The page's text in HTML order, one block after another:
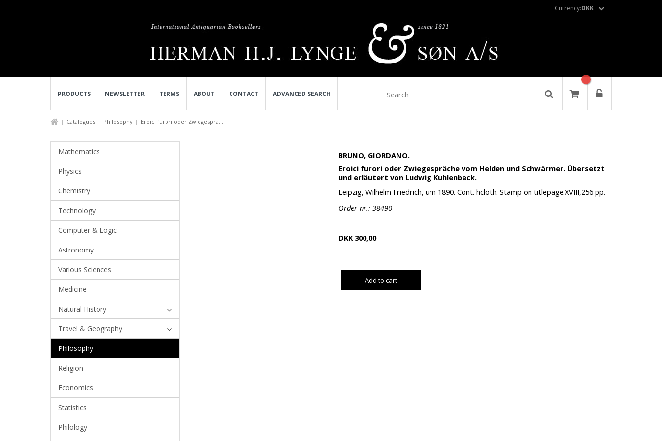
Currency:DKK
PRODUCTS NEWSLETTER TERMS ABOUT CONTACT ADVANCED SEARCH
Catalogues Philosophy Eroici furori oder Zwiegesprä...
Mathematics
Physics
Chemistry
Technology
Computer & Logic
Astronomy
Various Sciences
Medicine
Natural History
Travel & Geography
Philosophy
Religion
Economics
Statistics
Philology
BRUNO, GIORDANO.
Eroici furori oder Zwiegespräche vom Helden und Schwärmer. Übersetzt
und erläutert von Ludwig Kuhlenbeck.
Leipzig, Wilhelm Friedrich, um 1890. Cont. hcloth. Stamp on titlepage.XVIII,256 pp.
Order-nr.: 38490
DKK 300,00
Add to cart